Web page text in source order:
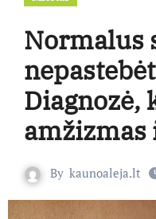
Normalus
Diagnozė,
By kaunoaleja.lt